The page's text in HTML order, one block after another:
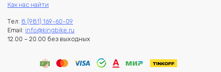
Как нас найти
Тел: 8 (981) 169-60-09
Email: info@kingbike.ru
12.00 – 20.00 без выходных